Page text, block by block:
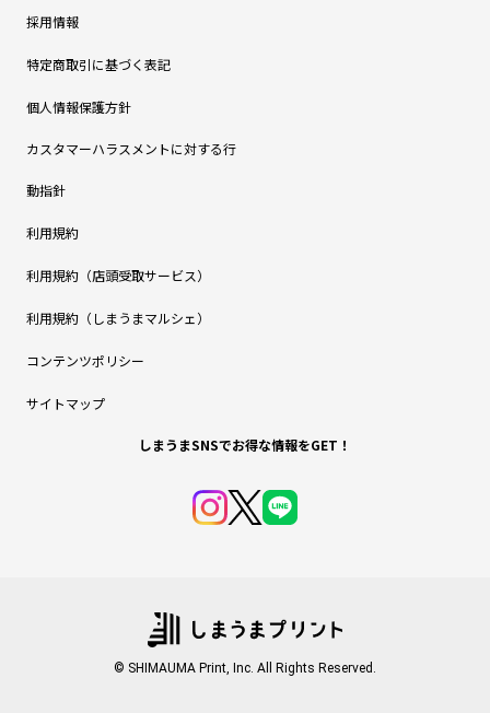
採用情報
特定商取引に基づく表記
個人情報保護方針
カスタマーハラスメントに対する行
動指針
利用規約
利用規約（店頭受取サービス）
利用規約（しまうまマルシェ）
コンテンツポリシー
サイトマップ
しまうまSNSでお得な情報をGET！
© SHIMAUMA Print, Inc. All Rights Reserved.